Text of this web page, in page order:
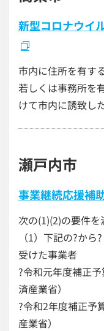
新型コロナウイ
市内に住所を有す
若しくは事務所を
けて市内に誘致し
瀬戸内市
事業継続応援補
次の(1)(2)の要件
（1）下記の?か
受けた事業者
?令和元年度補正
済産業省）
?令和2年度補正予
産業省）